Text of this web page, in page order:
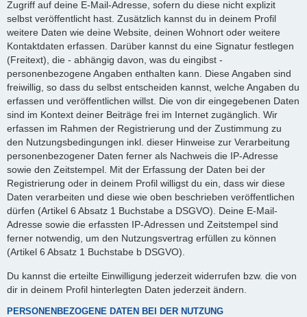
Zugriff auf deine E-Mail-Adresse, sofern du diese nicht explizit
selbst veröffentlicht hast. Zusätzlich kannst du in deinem Profil
weitere Daten wie deine Website, deinen Wohnort oder weitere
Kontaktdaten erfassen. Darüber kannst du eine Signatur festlegen
(Freitext), die - abhängig davon, was du eingibst -
personenbezogene Angaben enthalten kann. Diese Angaben sind
freiwillig, so dass du selbst entscheiden kannst, welche Angaben du
erfassen und veröffentlichen willst. Die von dir eingegebenen Daten
sind im Kontext deiner Beiträge frei im Internet zugänglich. Wir
erfassen im Rahmen der Registrierung und der Zustimmung zu
den Nutzungsbedingungen inkl. dieser Hinweise zur Verarbeitung
personenbezogener Daten ferner als Nachweis die IP-Adresse
sowie den Zeitstempel. Mit der Erfassung der Daten bei der
Registrierung oder in deinem Profil willigst du ein, dass wir diese
Daten verarbeiten und diese wie oben beschrieben veröffentlichen
dürfen (Artikel 6 Absatz 1 Buchstabe a DSGVO). Deine E-Mail-
Adresse sowie die erfassten IP-Adressen und Zeitstempel sind
ferner notwendig, um den Nutzungsvertrag erfüllen zu können
(Artikel 6 Absatz 1 Buchstabe b DSGVO).
Du kannst die erteilte Einwilligung jederzeit widerrufen bzw. die von
dir in deinem Profil hinterlegten Daten jederzeit ändern.
PERSONENBEZOGENE DATEN BEI DER NUTZUNG